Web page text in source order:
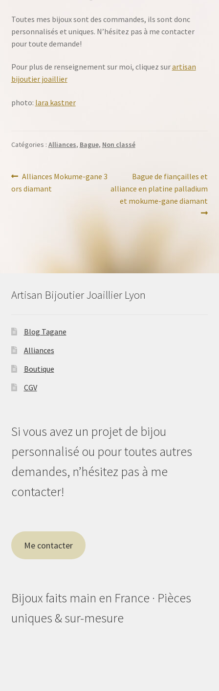
Toutes mes bijoux sont des commandes, ils sont donc
personnalisés et uniques. N’hésitez pas à me contacter
pour toute demande!
Pour plus de renseignement sur moi, cliquez surartisan
bijoutier joaillier
photo: lara kastner
Catégories : Alliances, Bague, Non classé
Navigation
de
Article
précédent :
Alliances Mokume-gane 3
ors diamant
Article
suivant :
Bague de fiançailles et
alliance en platine palladium
et mokume-gane diamant
Artisan Bijoutier Joaillier Lyon
Blog Tagane
Alliances
Boutique
CGV
Si vous avez un projet de bijou
personnalisé ou pour toutes autres
demandes, n’hésitez pas à me
contacter!
Me contacter
Bijoux faits main en France · Pièces
uniques & sur-mesure